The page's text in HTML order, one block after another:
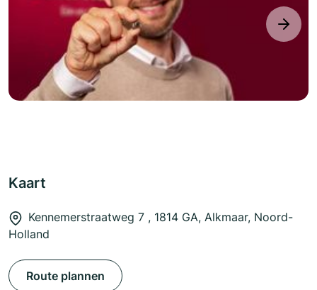
next
Kaart
Kennemerstraatweg 7 , 1814 GA, Alkmaar, Noord-
Holland
Route plannen